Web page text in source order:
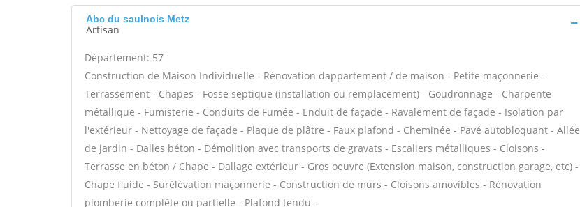
Abc du saulnois Metz
Artisan
Département: 57
Construction de Maison Individuelle - Rénovation dappartement / de maison - Petite maçonnerie -
Terrassement - Chapes - Fosse septique (installation ou remplacement) - Goudronnage - Charpente
métallique - Fumisterie - Conduits de Fumée - Enduit de façade - Ravalement de façade - Isolation par
l'extérieur - Nettoyage de façade - Plaque de plâtre - Faux plafond - Cheminée - Pavé autobloquant - Allée
de jardin - Dalles béton - Démolition avec transports de gravats - Escaliers métalliques - Cloisons -
Terrasse en béton / Chape - Dallage extérieur - Gros oeuvre (Extension maison, construction garage, etc) -
Chape fluide - Surélévation maçonnerie - Construction de murs - Cloisons amovibles - Rénovation
plomberie complète ou partielle - Plafond tendu -